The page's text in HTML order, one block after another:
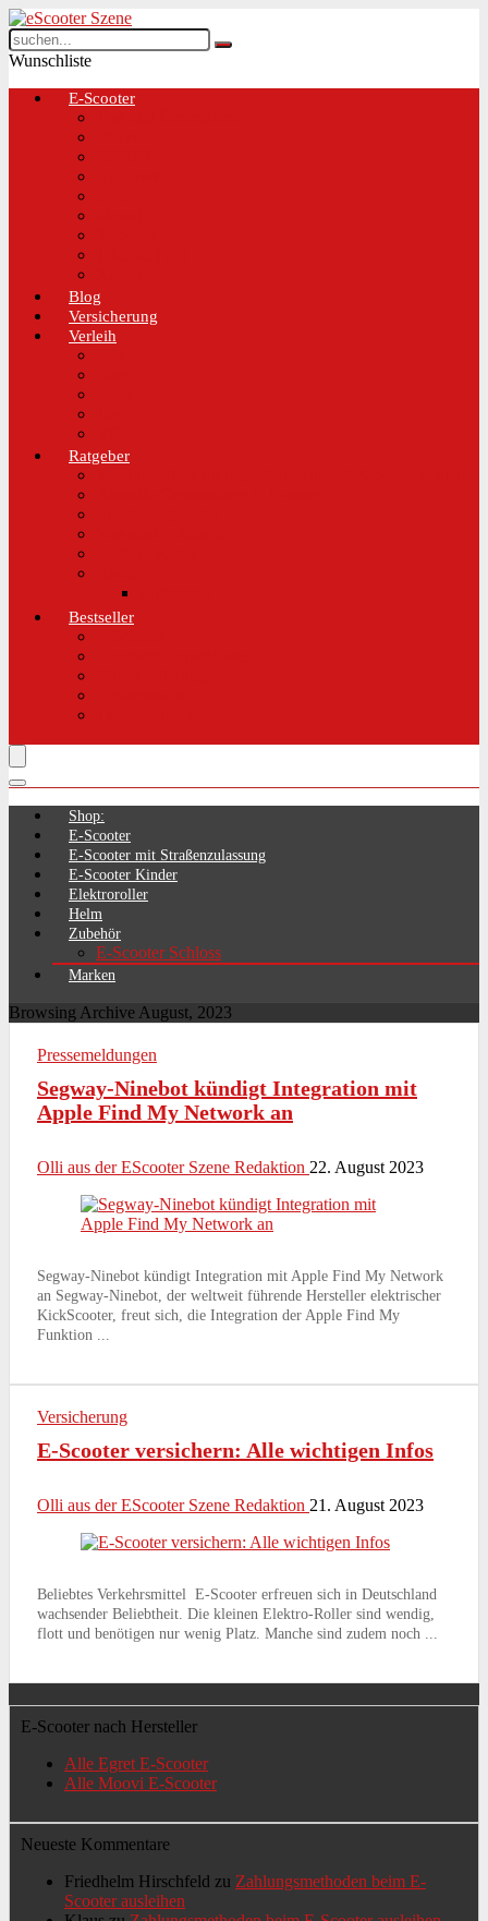
Wunschliste
E-Scooter
Blog
Versicherung
Verleih
Ratgeber
Bestseller
Shop:
E-Scooter
E-Scooter mit Straßenzulassung
E-Scooter Kinder
Elektroroller
Helm
Zubehör
E-Scooter Schloss
Marken
Browsing Archive August, 2023
Pressemeldungen
Segway-Ninebot kündigt Integration mit
Apple Find My Network an
Olli aus der EScooter Szene Redaktion 22. August 2023
Segway-Ninebot kündigt Integration mit Apple Find My Network
an Segway-Ninebot, der weltweit führende Hersteller elektrischer
KickScooter, freut sich, die Integration der Apple Find My
Funktion ...
Versicherung
E-Scooter versichern: Alle wichtigen Infos
Olli aus der EScooter Szene Redaktion 21. August 2023
Beliebtes Verkehrsmittel E-Scooter erfreuen sich in Deutschland
wachsender Beliebtheit. Die kleinen Elektro-Roller sind wendig,
flott und benötigen nur wenig Platz. Manche sind zudem noch ...
E-Scooter nach Hersteller
Alle Egret E-Scooter
Alle Moovi E-Scooter
Neueste Kommentare
Friedhelm Hirschfeld zu Zahlungsmethoden beim E-
Scooter ausleihen